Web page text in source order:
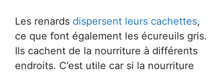
Les renards dispersent leurs cachettes,
ce que font également les écureuils gris.
Ils cachent de la nourriture à différents
endroits. C’est utile car si la nourriture